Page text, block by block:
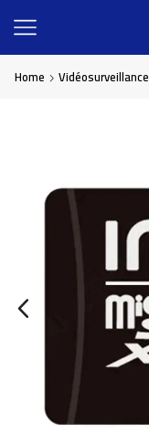
Home Vidéosurveillance